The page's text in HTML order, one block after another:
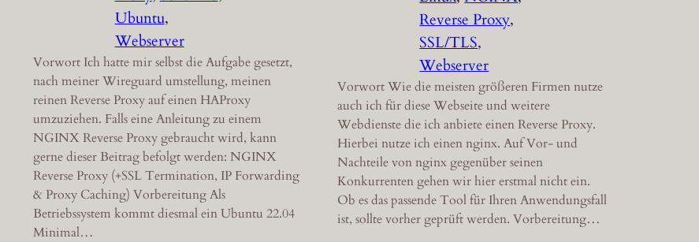
Ubuntu
Webserver
Vorwort Ich hatte mir selbst die Aufgabe gesetzt,
nach meiner Wireguard umstellung, meinen
reinen Reverse Proxy auf einen HAProxy
umzuziehen. Falls eine Anleitung zu einem
NGINX Reverse Proxy gebraucht wird, kann
gerne dieser Beitrag befolgt werden: NGINX
Reverse Proxy (+SSL Termination, IP Forwarding
& Proxy Caching) Vorbereitung Als
Betriebssystem kommt diesmal ein Ubuntu 22.04
Minimal…
Reverse Proxy
SSL/TLS
Webserver
Vorwort Wie die meisten größeren Firmen nutze
auch ich für diese Webseite und weitere
Webdienste die ich anbiete einen Reverse Proxy.
Hierbei nutze ich einen nginx. Auf Vor- und
Nachteile von nginx gegenüber seinen
Konkurrenten gehen wir hier erstmal nicht ein.
Ob es das passende Tool für Ihren Anwendungsfall
ist, sollte vorher geprüft werden. Vorbereitung…